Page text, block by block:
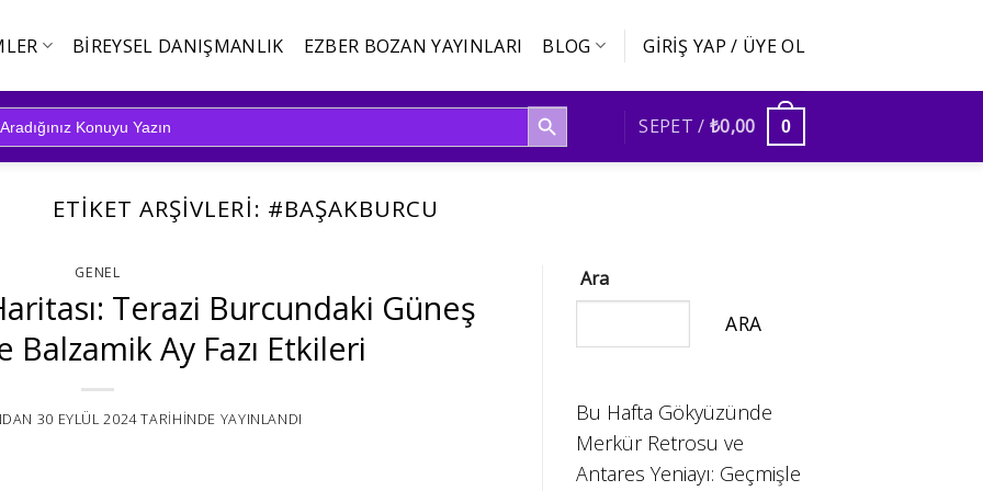
BIREYSEL DANIŞMANLIK EZBER BOZAN YAYINLARI BLOG GIRIŞ YAP / ÜYE OL
SEARCH BUTTON
SEPET / ₺0,00 0
ETIKET ARŞIVLERI: #BAŞAKBURCU
GENEL
Terazi Burcundaki Güneş
Balzamik Ay Fazı Etkileri
30 EYLÜL 2024TARIHINDE YAYINLANDI
Ara
ARA
Bu Hafta Gökyüzünde
Merkür Retrosu ve
Antares Yeniayı: Geçmişle